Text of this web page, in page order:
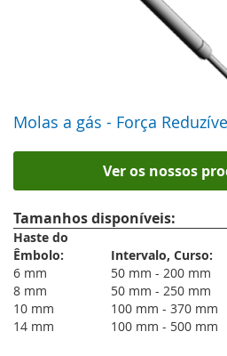
Molas a gás - Força
Ver os nossos
Tamanhos disponíveis:
Haste do
Êmbolo:
Intervalo, Curso:
6 mm
50 mm - 200 mm
8 mm
50 mm - 250 mm
10 mm
100 mm - 370 mm
14 mm
100 mm - 500 mm